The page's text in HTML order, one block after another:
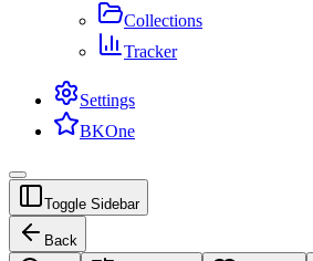
Collections
Tracker
Settings
BKOne
Toggle Sidebar
Back